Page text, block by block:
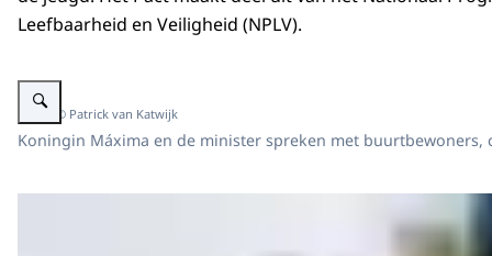
Leefbaarheid en Veiligheid (NPLV).
Vergroot afbeelding Koningin Máxima op werkbezoek in Zaandam-Oost
Beeld: © Patrick van Katwijk
Koningin Máxima en de minister spreken met